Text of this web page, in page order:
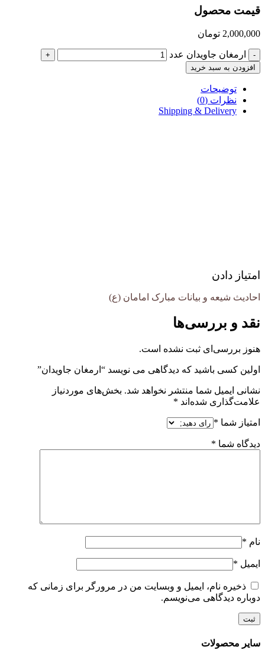
قیمت محصول
2,000,000 تومان
- ارمغان جاویدان عدد
+
افزودن به سبد خرید
توضیحات
نظرات (0)
Shipping & Delivery
امتیاز دادن
احاديث شيعه و بیانات مبارک امامان (ع)
نقد و بررسی‌ها
هنوز بررسی‌ای ثبت نشده است.
اولین کسی باشید که دیدگاهی می نویسد “ارمغان جاویدان”
نشانی ایمیل شما منتشر نخواهد شد. بخش‌های موردنیاز
علامت‌گذاری شده‌اند *
امتیاز شما *
دیدگاه شما *
نام *
ایمیل *
ذخیره نام، ایمیل و وبسایت من در مرورگر برای زمانی که
دوباره دیدگاهی می‌نویسم.
سایر محصولات